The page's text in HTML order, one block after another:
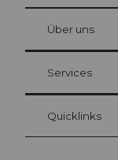
Gästekarte
Ihre Vorteile als
at Bre
Über uns
Services
Quicklinks